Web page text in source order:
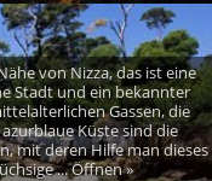
von Nizza, das ist eine
Stadt und ein bekannter
Gassen, die
Küste sind die
mit deren Hilfe man dieses
... Öffnen »